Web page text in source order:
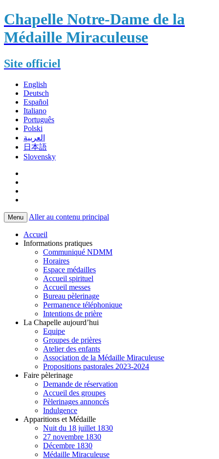
Chapelle Notre-Dame de la
Médaille Miraculeuse
Site officiel
English
Deutsch
Español
Italiano
Português
Polski
العربية
日本語
Slovensky
Menu Aller au contenu principal
Accueil
Informations pratiques
Communiqué NDMM
Horaires
Espace médailles
Accueil spirituel
Accueil messes
Bureau pèlerinage
Permanence téléphonique
Intentions de prière
La Chapelle aujourd’hui
Equipe
Groupes de prières
Atelier des enfants
Association de la Médaille Miraculeuse
Propositions pastorales 2023-2024
Faire pèlerinage
Demande de réservation
Accueil des groupes
Pèlerinages annoncés
Indulgence
Apparitions et Médaille
Nuit du 18 juillet 1830
27 novembre 1830
Décembre 1830
Médaille Miraculeuse